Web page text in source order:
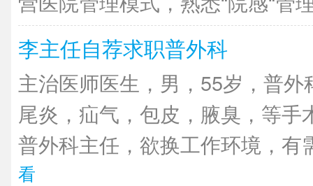
李主任自荐求职普外科
主治医师医生，男，55岁，普
尾炎，疝气，包皮，腋臭，等手
普外科主任，欲换工作环境，有
看